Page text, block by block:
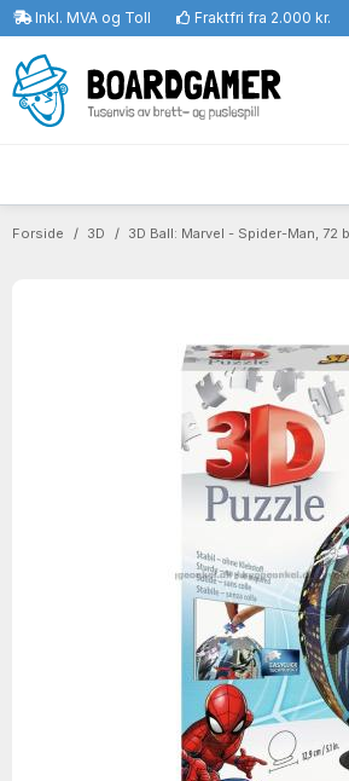
Inkl. MVA og Toll Fraktfri fra 2.000 kr.
Forside 3D 3D Ball: Marvel - Spider-Man, 72